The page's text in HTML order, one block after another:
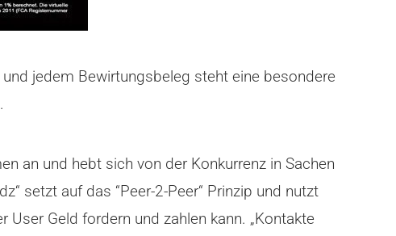
jedem Bewirtungsbeleg steht eine besondere
an und hebt sich von der Konkurrenz in Sachen
setzt auf das “Peer-2-Peer“ Prinzip und nutzt
Geld fordern und zahlen kann. „Kontakte